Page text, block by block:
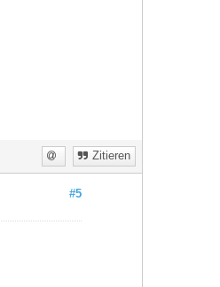
Zitieren
#5